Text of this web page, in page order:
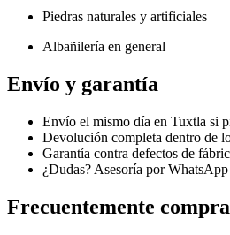
Piedras naturales y artificiales
Albañilería en general
Envío y garantía
Envío el mismo día en Tuxtla si
Devolución completa dentro de
Garantía contra defectos de
¿Dudas? Asesoría por
Frecuentemente